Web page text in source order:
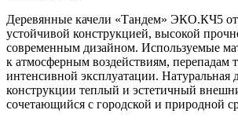
Деревянные качели «Тандем» ЭКО.КЧ5
устойчивой конструкцией, высокой
современным дизайном. Используемые
к атмосферным воздействиям, перепадам
интенсивной эксплуатации. Натуральная
конструкции теплый и эстетичный
сочетающийся с городской и природной